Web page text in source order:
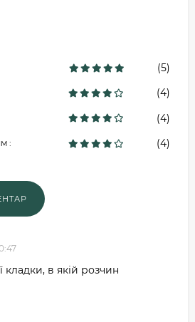
(5)
(4)
(4)
: (4)
в якій розчин